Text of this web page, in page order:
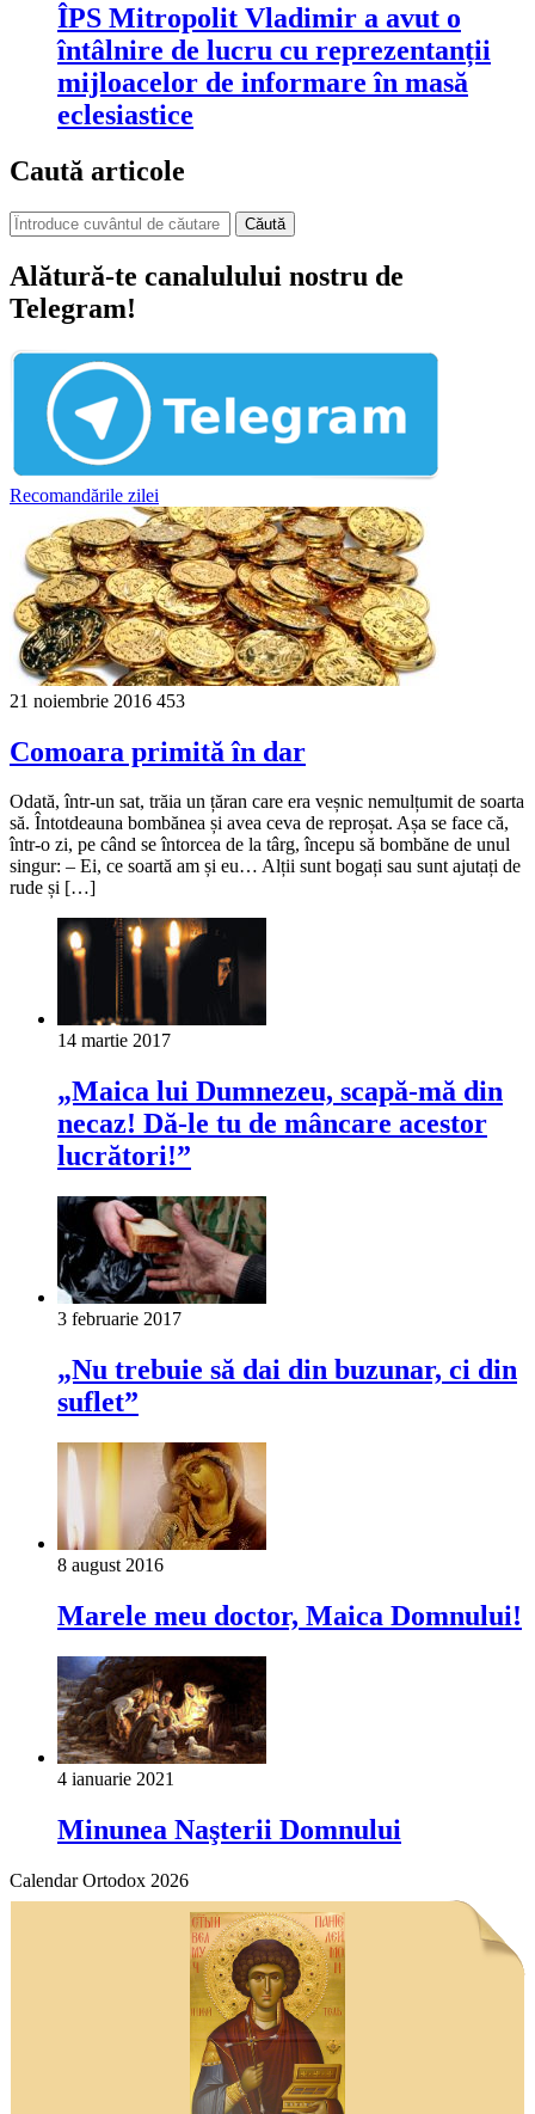
ÎPS Mitropolit Vladimir a avut o
întâlnire de lucru cu reprezentanții
mijloacelor de informare în masă
eclesiastice
Caută articole
Căută
Alătură-te canalulului nostru de
Telegram!
Recomandările zilei
21 noiembrie 2016 453
Comoara primită în dar
Odată, într-un sat, trăia un țăran care era veșnic nemulțumit de soarta
să. Întotdeauna bombănea și avea ceva de reproșat. Așa se face că,
într-o zi, pe când se întorcea de la târg, începu să bombăne de unul
singur: – Ei, ce soartă am și eu… Alții sunt bogați sau sunt ajutați de
rude și […]
14 martie 2017
„Maica lui Dumnezeu, scapă-mă din
necaz! Dă-le tu de mâncare acestor
lucrători!”
3 februarie 2017
„Nu trebuie să dai din buzunar, ci din
suflet”
8 august 2016
Marele meu doctor, Maica Domnului!
4 ianuarie 2021
Minunea Naşterii Domnului
Calendar Ortodox 2026